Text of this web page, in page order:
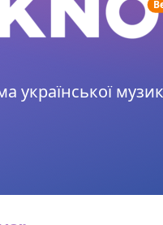
української